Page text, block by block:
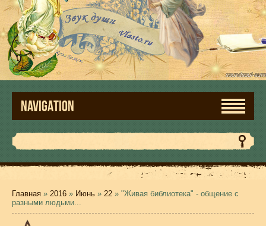
NAVIGATION
Главная » 2016 » Июнь » 22 » "Живая библиотека" - общение с
разными людьми...